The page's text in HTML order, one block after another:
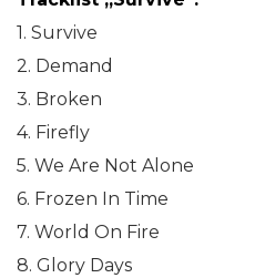
1. Survive
2. Demand
3. Broken
4. Firefly
5. We Are Not Alone
6. Frozen In Time
7. World On Fire
8. Glory Days